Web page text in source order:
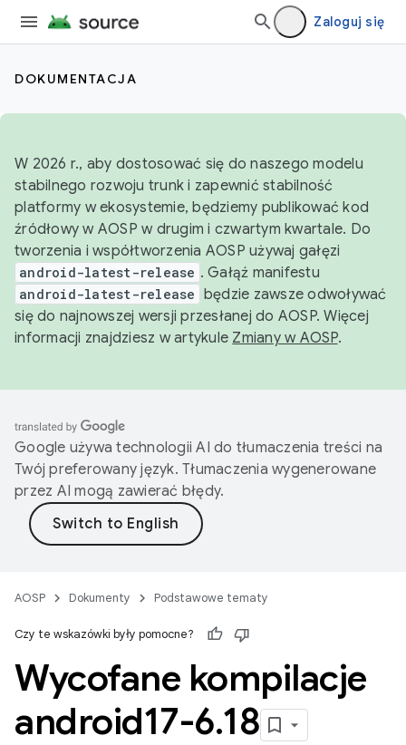
Zaloguj się
DOKUMENTACJA
W 2026 r., aby dostosować się do naszego modelu
stabilnego rozwoju trunk i zapewnić stabilność
platformy w ekosystemie, będziemy publikować kod
źródłowy w AOSP w drugim i czwartym kwartale. Do
tworzenia i współtworzenia AOSP używaj gałęzi
android-latest-release . Gałąź manifestu
android-latest-release będzie zawsze odwoływać
się do najnowszej wersji przesłanej do AOSP. Więcej
informacji znajdziesz w artykule Zmiany w AOSP.
Google używa technologii AI do tłumaczenia treści na
Twój preferowany język. Tłumaczenia wygenerowane
przez AI mogą zawierać błędy.
AOSP Dokumenty Podstawowe tematy
Czy te wskazówki były pomocne?
Wycofane kompilacje
android17-6.18